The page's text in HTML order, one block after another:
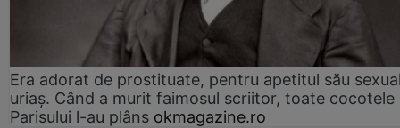
Era adorat de prostituate, pentru apetitul său
uriaș. Când a murit faimosul scriitor, toate cocotele
Parisului l-au plâns okmagazine.ro